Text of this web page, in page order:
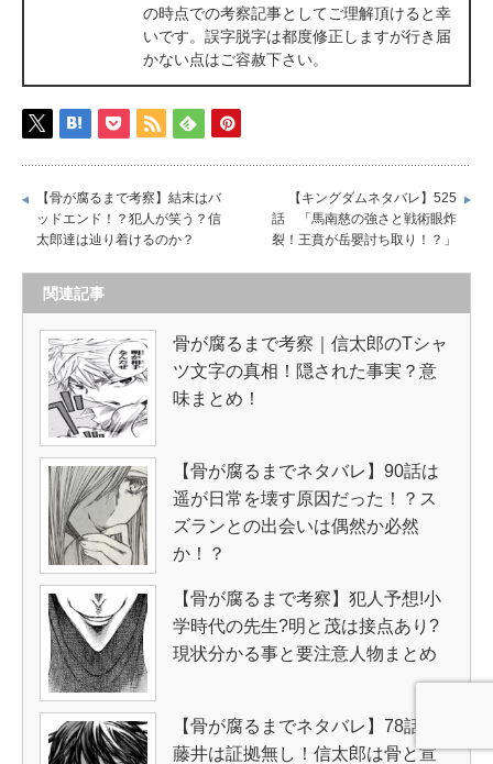
の時点での考察記事としてご理解頂けると幸
いです。誤字脱字は都度修正しますが行き届
かない点はご容赦下さい。
【骨が腐るまで考察】結末はバ
ッドエンド！？犯人が笑う？信
太郎達は辿り着けるのか？
【キングダムネタバレ】525
話 「馬南慈の強さと戦術眼炸
裂！王賁が岳嬰討ち取り！？」
関連記事
骨が腐るまで考察｜信太郎のTシャ
ツ文字の真相！隠された事実？意
味まとめ！
【骨が腐るまでネタバレ】90話は
遥が日常を壊す原因だった！？ス
ズランとの出会いは偶然か必然
か！？
【骨が腐るまで考察】犯人予想!小
学時代の先生?明と茂は接点あり?
現状分かる事と要注意人物まとめ
【骨が腐るまでネタバレ】78話は
藤井は証拠無し！信太郎は骨と宣